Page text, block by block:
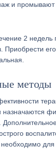
и промывают
2 недель
Приобрести
методы
назначаются
необходимо